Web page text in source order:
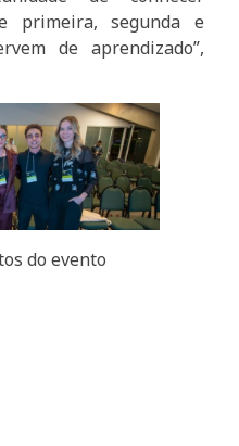
primeira, segunda e
de aprendizado”,
do evento